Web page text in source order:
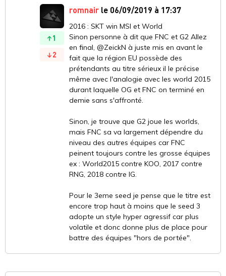
1
2
romnair le 06/09/2019 à 17:37
2016 : SKT win MSI et World
Sinon personne à dit que FNC et G2 Allez
en final, @ZeickN à juste mis en avant le
fait que la région EU possède des
prétendants au titre sérieux il le précise
même avec l'analogie avec les world 2015
durant laquelle OG et FNC on terminé en
demie sans s'affronté.
Sinon, je trouve que G2 joue les worlds,
mais FNC sa va largement dépendre du
niveau des autres équipes car FNC
peinent toujours contre les grosse équipes
ex : World2015 contre KOO, 2017 contre
RNG, 2018 contre IG.
Pour le 3eme seed je pense que le titre est
encore trop haut à moins que le seed 3
adopte un style hyper agressif car plus
volatile et donc donne plus de place pour
battre des équipes "hors de portée".